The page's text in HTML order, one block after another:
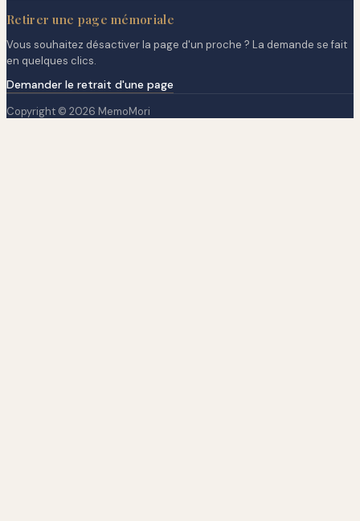
Retirer une page mémoriale
Vous souhaitez désactiver la page d'un proche ? La demande se fait
en quelques clics.
Demander le retrait d'une page
Copyright © 2026 MemoMori